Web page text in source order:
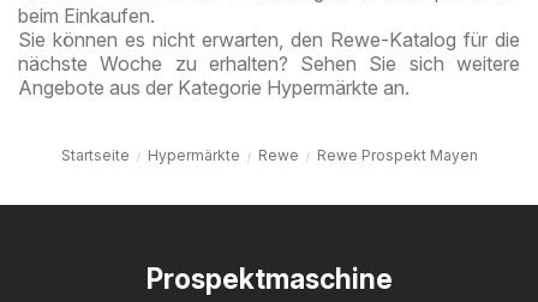
beim Einkaufen.
Sie können es nicht erwarten, den Rewe-Katalog für die
nächste Woche zu erhalten? Sehen Sie sich weitere
Angebote aus der Kategorie Hypermärkte an.
Startseite Hypermärkte Rewe Rewe Prospekt Mayen
Prospektmaschine